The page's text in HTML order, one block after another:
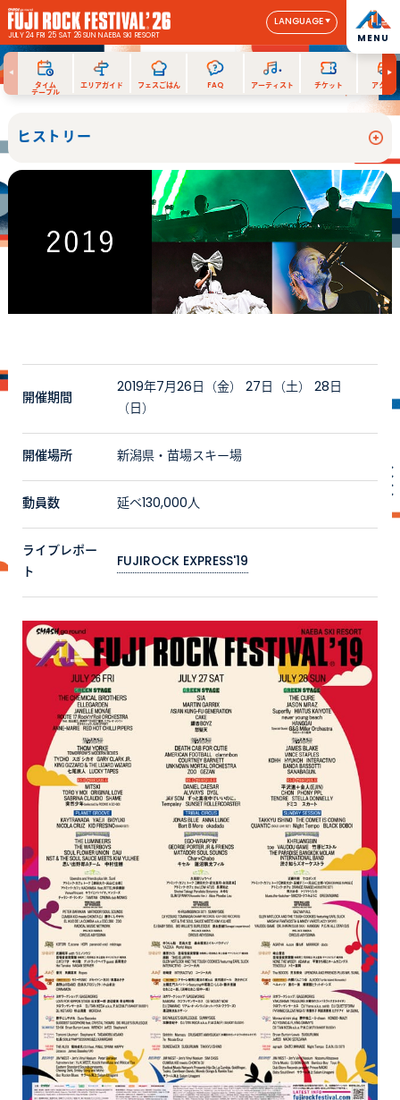
JULY 24 FRI 25 SAT 26 SUNNAEBA SKI RESORT
LANGUAGE
MENU
タイム
テーブル
エリアガイド フェスごはん FAQ アーティスト チケット アクセス
ヒストリー
開催期間
2019年7月26日（金） 27日（土） 28日
（日）
開催場所 新潟県・苗場スキー場
動員数 延べ130,000人
ライブレポー
ト
FUJIROCK EXPRESS'19